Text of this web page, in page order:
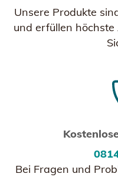
Unsere Produkte
und erfüllen
Bei Fragen und